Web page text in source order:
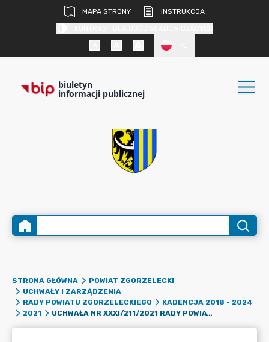
MAPA STRONY
INSTRUKCJA
biuletyn
informacji publicznej
STRONA GŁÓWNA
POWIAT ZGORZELECKI
UCHWAŁY I ZARZĄDZENIA
RADY POWIATU ZGORZELECKIEGO
KADENCJA 2018 - 2024
2021
UCHWAŁA NR XXXI/211/2021 RADY POWIATU ZGORZELECKIEGO Z DNIA 1 KWIETNIA 2021 R. W SPRAWIE ZMIANY UCHWAŁY NR XXX/200/2020 RADY POWIATU ZGORZELECKIEGO Z DNIA 29 GRUDNIA 2020 R.